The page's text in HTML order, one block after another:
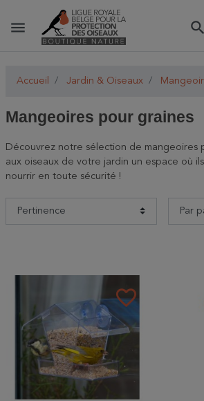
menu search
Accueil Jardin & Oiseaux
Mangeoires pour graines
Découvrez notre sélection de mangeoires
aux oiseaux de votre jardin un espace où
nourrir en toute sécurité !
favorite_border